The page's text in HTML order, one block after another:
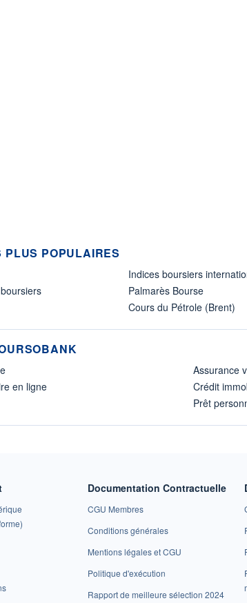
PLUS POPULAIRES
Indices boursiers
Palmarès Bourse
Cours du Pétrole (Brent)
en ligne
Assurance
Crédit
Prêt
Documentation Contractuelle
CGU Membres
Conditions générales
Mentions légales et CGU
Politique d'exécution
Rapport de meilleure sélection 2024